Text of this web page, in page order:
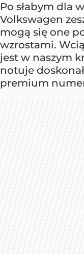
Po słabym dla
Volkswagen
mogą się one
wzrostami.
jest w naszym
notuje
premium